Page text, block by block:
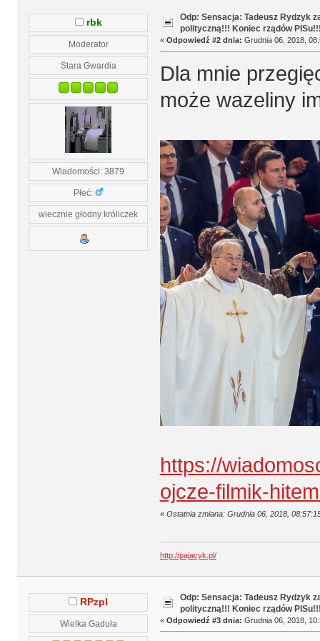
rbk
Moderator
Stara Gwardia
Wiadomości: 3879
Płeć:
wiecznie głodny króliczek
Odp: Sensacja: Tadeusz Rydzyk
polityczną!!! Koniec rządów
« Odpowiedź #2 dnia: Grudnia 06, 2018,
Dla mnie
może wazeliny
https://
ojcze-filmik-
« Ostatnia zmiana: Grudnia 06, 2018,
http://pajacyk.pl/
RPzpl
Wielka Gaduła
Odp: Sensacja: Tadeusz Rydzyk
polityczną!!! Koniec rządów
« Odpowiedź #3 dnia: Grudnia 06, 2018,